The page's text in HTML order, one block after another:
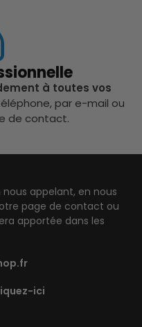
à toutes vos
par e-mail ou
de contact.
appelant, en nous
page de contact ou
apportée dans les
ici